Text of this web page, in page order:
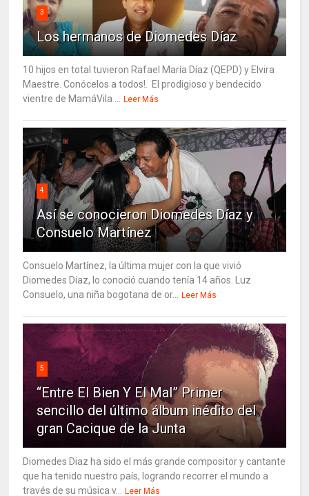
3
Los hermanos de Diomedes Díaz
10 hijos en total tuvieron Rafael María Díaz (QEPD) y Elvira
Maestre. Conócelos a todos!. El prodigioso y bendecido
vientre de MamáVila ...
Leer Más
4
Así se conocieron Diomedes Díaz y
Consuelo Martínez
Consuelo Martínez, la última mujer con la que vivió
Diomedes Díaz, lo conoció cuando tenía 14 años. Luz
Consuelo, una niña bogotana de or...
Leer Más
5
“Entre El Bien Y El Mal” Primer
sencillo del último álbum inédito del
gran Cacique de la Junta
Diomedes Diaz ha sido el más grande compositor y cantante
que ha tenido nuestro país, logrando recorrer el mundo a
través de su música v...
Leer Más